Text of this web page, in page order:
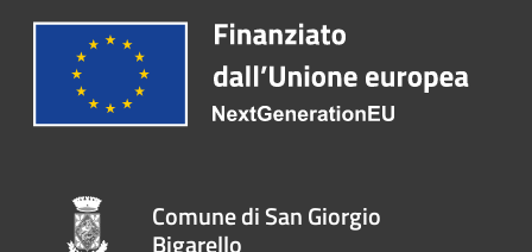
Comune di San Giorgio
Bigarello